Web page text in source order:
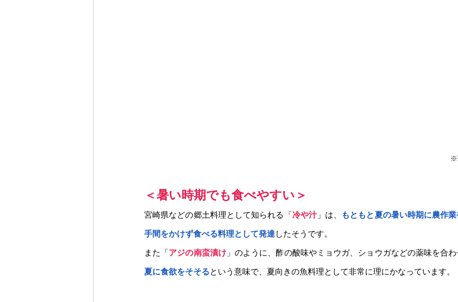
※
＜暑い時期でも食べやすい＞
宮崎県などの郷土料理として知られる「冷や汁」は、
もともと夏の暑い時期に農作業
手間をかけず食べる料理として発達したそうです。
また「アジの南蛮漬け」のように、酢の酸味やミョウガ、ショウガなどの薬味を合わ
夏に食欲をそそるという意味で、夏向きの魚料理として非常に理にかなっています。